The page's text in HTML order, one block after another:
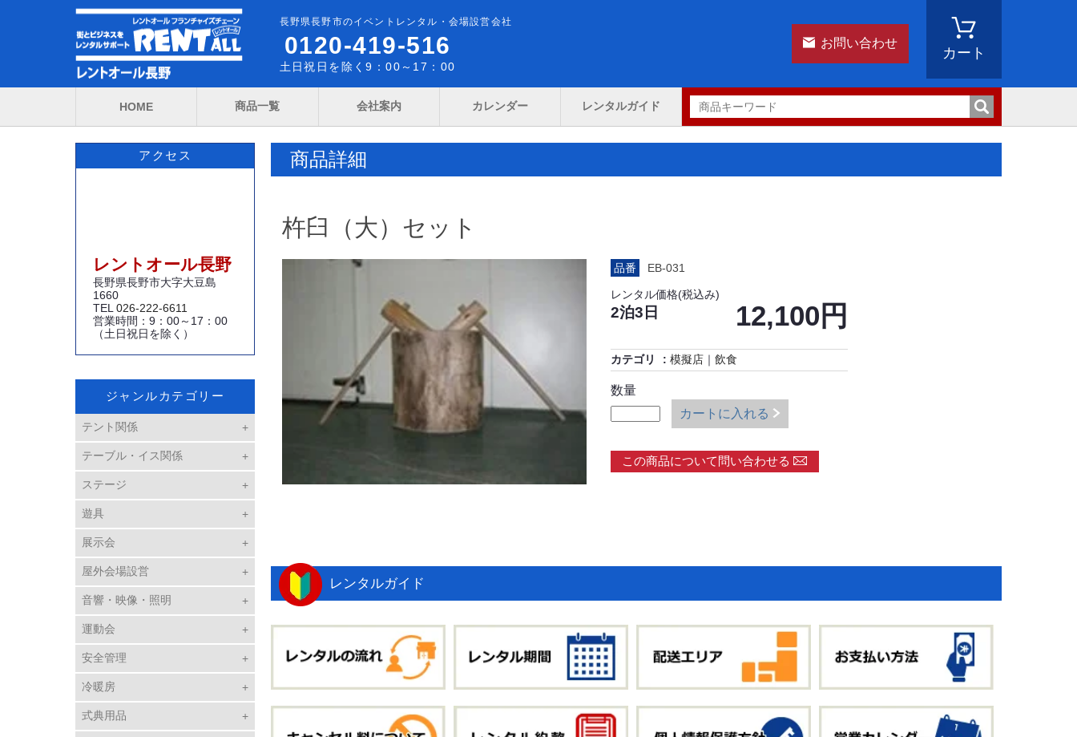
長野県長野市のイベントレンタル・会場設営会社
0120-419-516
土日祝日を除く9：00～17：00
お問い合わせ
カート
HOME 商品一覧 会社案内 カレンダー レンタルガイド
アクセス
レントオール長野
長野県長野市大字大豆島
1660
TEL 026-222-6611
営業時間：9：00～17：00
（土日祝日を除く）
ジャンルカテゴリー
テント関係
テーブル・イス関係
ステージ
遊具
展示会
屋外会場設営
音響・映像・照明
運動会
安全管理
冷暖房
式典用品
商品詳細
杵臼（大）セット
品番 EB-031
レンタル価格(税込み)
2泊3日 12,100円
カテゴリ 模擬店 ｜ 飲食
数量
カートに入れる
この商品について問い合わせる
レンタルガイド